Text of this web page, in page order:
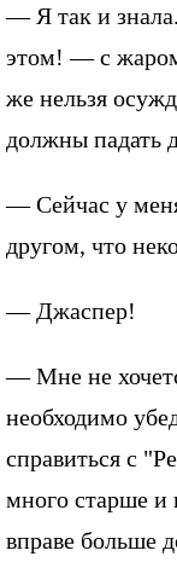
— Я так и
этом! — с
же нельзя
должны падать
— Сейчас у
другом, что
— Джаспер!
— Мне не
необходимо
справиться с
много старше и
вправе больше